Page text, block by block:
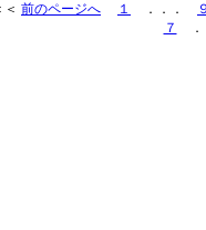
＜ 前のページへ １ ．．．
７